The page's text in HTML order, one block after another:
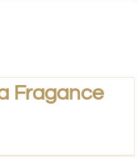
Fragance